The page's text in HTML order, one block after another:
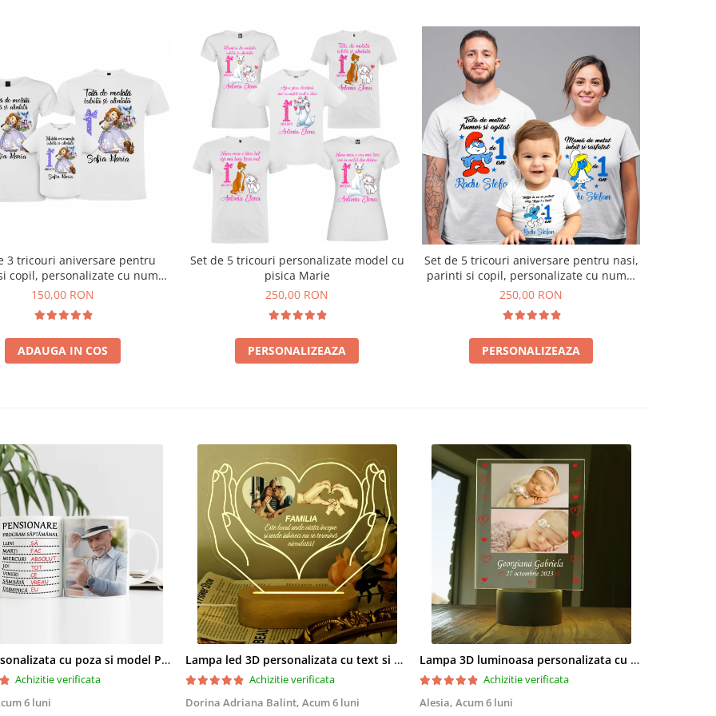
inclusiv nou-
de produse chimice
în producția durabilă de
vedere este
să depăşească
acestora, sau
şi fierul de
3 tricouri aniversare pentru
copil, personalizate cu nume,
mesaj "Motata minunata iubita
150,00 RON
ADAUGA IN COS
Set de 5 tricouri personalizate model cu
pisica Marie
250,00 RON
PERSONALIZEAZA
Set de 5 tricouri aniversare pentru nasi,
parinti si copil, personalizate cu nume,
varsta si mesaj, model cu Strumfi
250,00 RON
PERSONALIZEAZA
Cana personalizata cu poza si model Pensionare
Achizitie verificata
6 luni
Lampa led 3D personalizata cu text si poza model Heart in love hands
Achizitie verificata
Dorina Adriana Balint, Acum 6 luni
Lampa 3D luminoasa personalizata cu 2 poze si nume si data Nou nascut
Achizitie verificata
Alesia, Acum 6 luni